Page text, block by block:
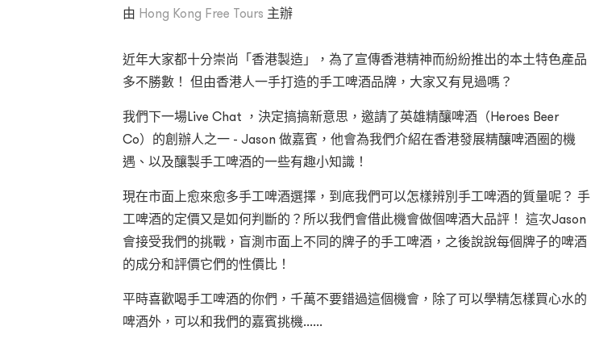
由 Hong Kong Free Tours 主辦
近年大家都十分崇尚「香港製造」，為了宣傳香港精神而紛紛推出的本土特色產品
多不勝數！ 但由香港人一手打造的手工啤酒品牌，大家又有見過嗎？
我們下一場Live Chat ，決定搞搞新意思，邀請了英雄精釀啤酒（Heroes Beer
Co）的創辦人之一 - Jason 做嘉賓，他會為我們介紹在香港發展精釀啤酒圈的機
遇、以及釀製手工啤酒的一些有趣小知識！
現在市面上愈來愈多手工啤酒選擇，到底我們可以怎樣辨別手工啤酒的質量呢？ 手
工啤酒的定價又是如何判斷的？所以我們會借此機會做個啤酒大品評！ 這次Jason
會接受我們的挑戰，盲測市面上不同的牌子的手工啤酒，之後說說每個牌子的啤酒
的成分和評價它們的性價比！
平時喜歡喝手工啤酒的你們，千萬不要錯過這個機會，除了可以學精怎樣買心水的
啤酒外，可以和我們的嘉賓挑機......